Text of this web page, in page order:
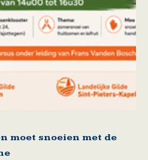
moet snoeien met de